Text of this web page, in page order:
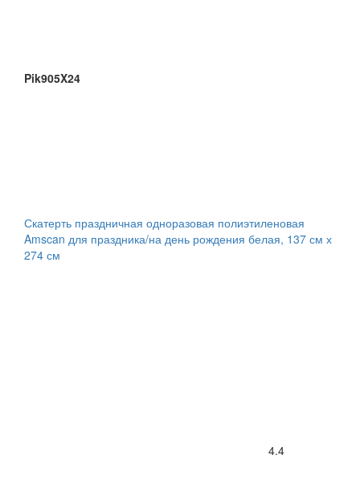
Pik905X24
Скатерть праздничная одноразовая полиэтиленовая
Amscan для праздника/на день рождения белая, 137 см х
274 см
4.4